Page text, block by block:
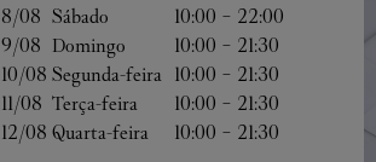
8/08 Sábado 10:00 - 22:00
9/08 Domingo 10:00 - 21:30
10/08 Segunda-feira 10:00 - 21:30
11/08 Terça-feira 10:00 - 21:30
12/08 Quarta-feira 10:00 - 21:30